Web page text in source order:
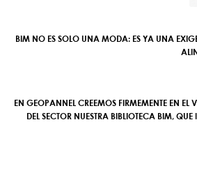
BIM NO ES SOLO UNA MODA: ES YA UNA
EN GEOPANNEL CREEMOS FIRMEMENTE EN
DEL SECTOR NUESTRA BIBLIOTECA BIM, QUE